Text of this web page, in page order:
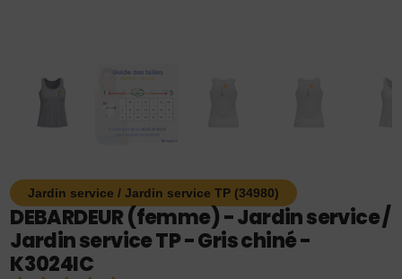
Jardin service / Jardin service TP (34980)
DEBARDEUR (femme) - Jardin service /
Jardin service TP - Gris chiné -
K3024IC